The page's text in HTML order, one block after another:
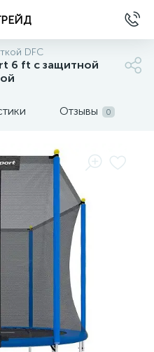
DFC
6 ft с защитной
Отзывы 0